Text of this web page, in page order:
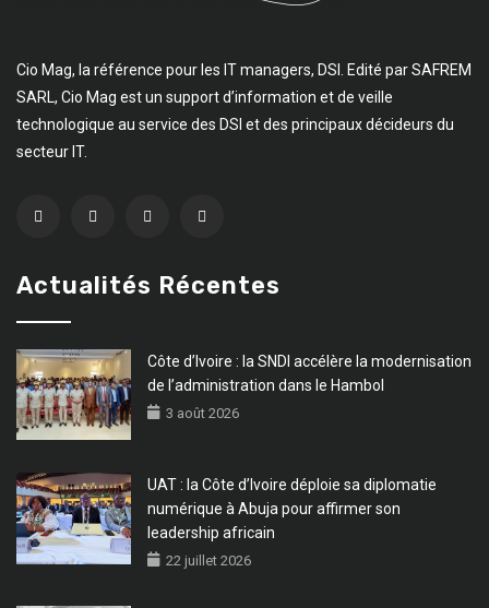
Cio Mag, la référence pour les IT managers, DSI. Edité par SAFREM
SARL, Cio Mag est un support d’information et de veille
technologique au service des DSI et des principaux décideurs du
secteur IT.
Actualités Récentes
Côte d’Ivoire : la SNDI accélère la modernisation
de l’administration dans le Hambol
3 août 2026
UAT : la Côte d’Ivoire déploie sa diplomatie
numérique à Abuja pour affirmer son
leadership africain
22 juillet 2026